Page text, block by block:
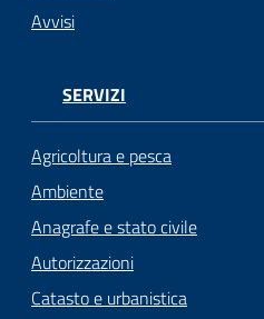
Avvisi
SERVIZI
Agricoltura e pesca
Ambiente
Anagrafe e stato civile
Autorizzazioni
Catasto e urbanistica